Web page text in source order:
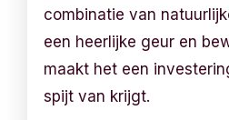
combinatie van
een heerlijke geur en
maakt het een
spijt van krijgt.